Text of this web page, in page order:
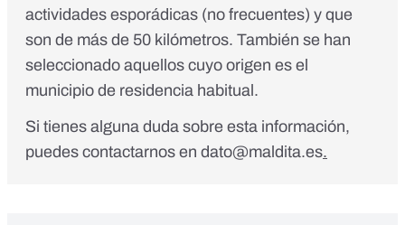
actividades esporádicas (no frecuentes) y que
son de más de 50 kilómetros. También se han
seleccionado aquellos cuyo origen es el
municipio de residencia habitual.
Si tienes alguna duda sobre esta información,
puedes contactarnos en dato@maldita.es.